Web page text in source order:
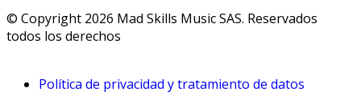
© Copyright 2026 Mad Skills Music SAS. Reservados
todos los derechos
Política de privacidad y tratamiento de datos